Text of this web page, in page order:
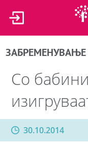
ЗАБРЕМЕНУВАЊЕ
Со
30.10.2014